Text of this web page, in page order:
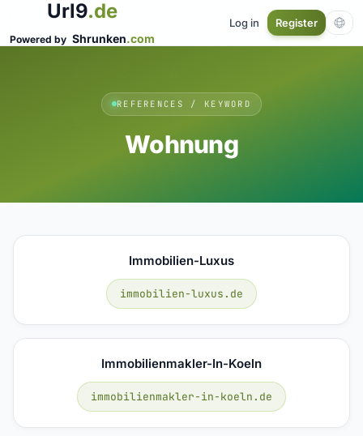
Url9.de
Powered by Shrunken.com
Log in Register
REFERENCES / KEYWORD
Wohnung
Immobilien-Luxus
immobilien-luxus.de
Immobilienmakler-In-Koeln
immobilienmakler-in-koeln.de